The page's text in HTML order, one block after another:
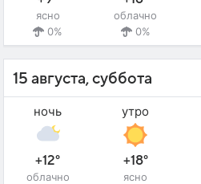
ясно
0%
облачно
0%
15 августа, суббота
ночь
+12°
облачно
утро
+18°
ясно